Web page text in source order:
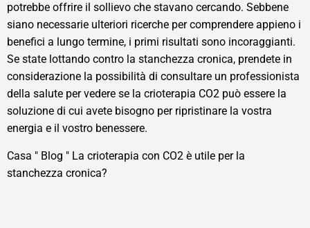
potrebbe offrire il sollievo che stavano cercando. Sebbene
siano necessarie ulteriori ricerche per comprendere appieno i
benefici a lungo termine, i primi risultati sono incoraggianti.
Se state lottando contro la stanchezza cronica, prendete in
considerazione la possibilità di consultare un professionista
della salute per vedere se la crioterapia CO2 può essere la
soluzione di cui avete bisogno per ripristinare la vostra
energia e il vostro benessere.
Casa " Blog " La crioterapia con CO2 è utile per la
stanchezza cronica?